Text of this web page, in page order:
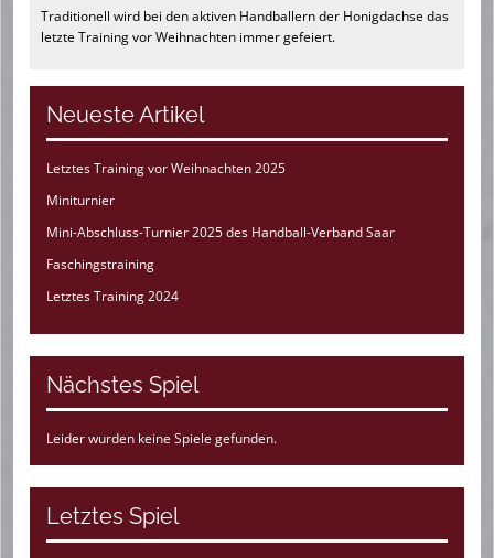
Traditionell wird bei den aktiven Handballern der Honigdachse das
letzte Training vor Weihnachten immer gefeiert.
Neueste Artikel
Letztes Training vor Weihnachten 2025
Miniturnier
Mini-Abschluss-Turnier 2025 des Handball-Verband Saar
Faschingstraining
Letztes Training 2024
Nächstes Spiel
Leider wurden keine Spiele gefunden.
Letztes Spiel